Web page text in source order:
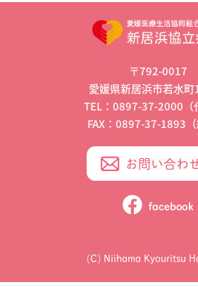
〒792-0017
愛媛県新居浜市若水
TEL：0897-37-2000（
FAX：0897-37-1893（
お問い合わ
(C) Niihama Kyouritsu